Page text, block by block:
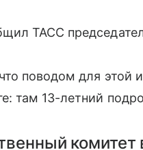
ТАСС
поводом для этой
там 13-летний
комитет